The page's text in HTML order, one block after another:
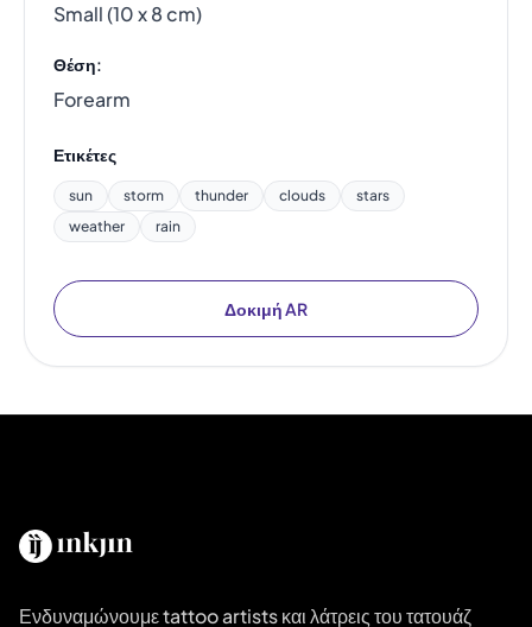
Small (10 x 8 cm)
Θέση:
Forearm
Ετικέτες
sun storm thunder clouds
stars
weather
rain
Δοκιμή AR
Ενδυναμώνουμε tattoo artists και λάτρεις του τατουάζ